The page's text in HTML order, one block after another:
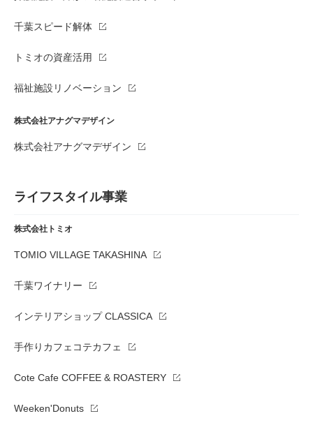
千葉スピード解体
トミオの資産活用
福祉施設リノベーション
株式会社アナグマデザイン
株式会社アナグマデザイン
ライフスタイル事業
株式会社トミオ
TOMIO VILLAGE TAKASHINA
千葉ワイナリー
インテリアショップ CLASSICA
手作りカフェコテカフェ
Cote Cafe COFFEE & ROASTERY
Weeken'Donuts